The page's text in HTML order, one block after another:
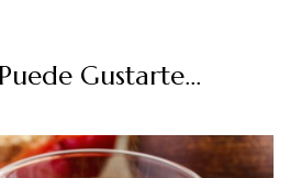
Gustarte...